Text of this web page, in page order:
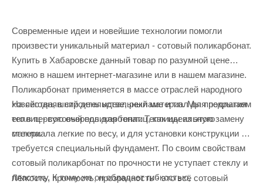
Современные идеи и новейшие технологии помогли
произвести уникальный материал - сотовый поликарбонат.
Купить в Хабаровске данный товар по разумной цене
можно в нашем интернет-магазине или в нашем магазине.
Поликарбонат применяется в массе отраслей народного
хозяйства, в строительстве, рекламе и т.п. Мы предлагаем
его в первую очередь для теплиц, как идеальную замену
стекла.
На сегодняшний день идеальный материал для покрытия
теплиц - сотовый поликарбонат. Теплицы из этого
материала легкие по весу, и для установки конструкции не
требуется специальный фундамент. По своим свойствам
сотовый поликарбонат по прочности не уступает стеклу и
пластику. К тому же он обладает гибкостью,
Лёгкость, прочность, прозрачность - это всё сотовый